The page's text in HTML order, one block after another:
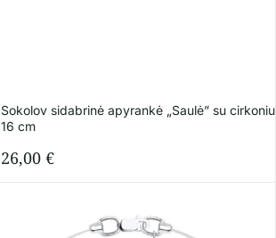
Sokolov sidabrinė apyrankė „Saulė” su cirkoniu
16 cm
26,00 €